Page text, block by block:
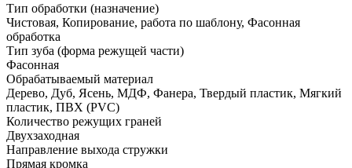
Тип обработки (назначение)
Чистовая, Копирование, работа по шаблону, Фасонная
обработка
Тип зуба (форма режущей части)
Фасонная
Обрабатываемый материал
Дерево, Дуб, Ясень, МДФ, Фанера, Твердый пластик, Мягкий
пластик, ПВХ (PVC)
Количество режущих граней
Двухзаходная
Направление выхода стружки
Прямая кромка